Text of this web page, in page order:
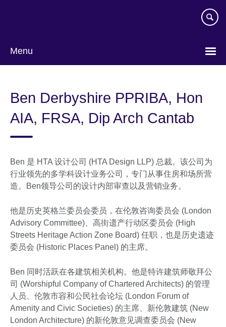
Menu
language
Ben Derbyshire PPRIBA, Hon
AIA, FRSA, Dip Arch Cantab
Ben 是 HTA 设计公司 (HTA Design LLP) 总裁。该公司为
行业领先的多学科设计业务公司，专门从事住房和场所营
造。Ben领导公司的设计内部审查以及营销业务。
他是历史英格兰委员会委员，在伦敦咨询委员会 (London
Advisory Committee)、高街遗产行动区委员会 (High
Streets Heritage Action Zone Board) 任职，也是历史遗迹
委员会 (Historic Places Panel) 的主席。
Ben 同时活跃在各建筑相关机构。他是特许建筑师敬拜公
司 (Worshipful Company of Chartered Architects) 的管理
人员、伦敦市容和公民社会论坛 (London Forum of
Amenity and Civic Societies) 的主席、新伦敦建筑 (New
London Architecture) 的新伦敦意见调查委员会 (New